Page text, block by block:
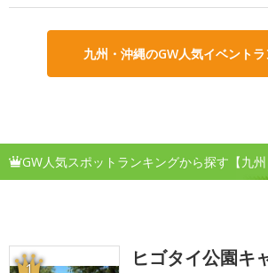
九州・沖縄のGW人気イベント
GW人気スポットランキングから探す【九州
ヒゴタイ公園キ